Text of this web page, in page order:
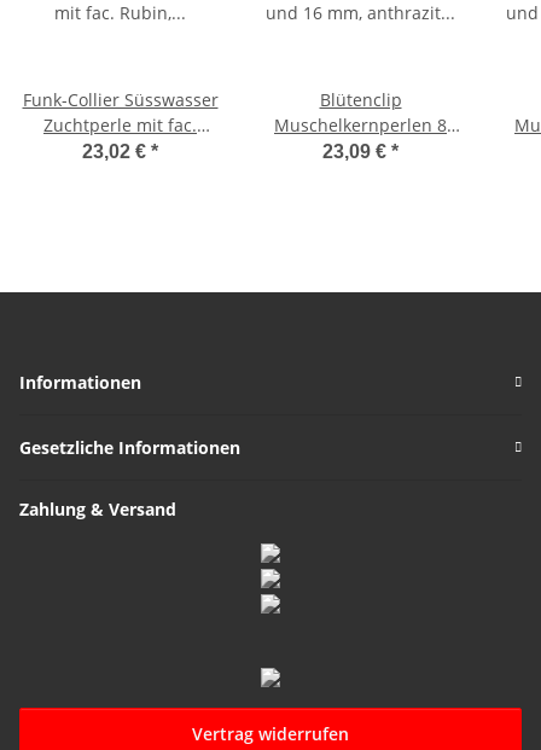
Funk-Collier Süsswasser
Zuchtperle mit fac.
Rubin, Magnetschloss,
23,02 € *
Blütenclip
Muschelkernperlen 8
und 16 mm, anthrazit
23,09 € *
Informationen
Gesetzliche Informationen
Zahlung & Versand
Vertrag widerrufen